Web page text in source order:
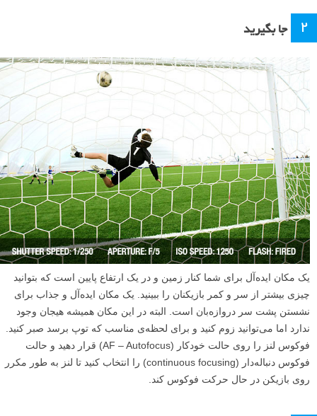
۲ جا بگیرید
یک مکان ایده‌آل برای شما کنار زمین و در یک ارتفاع پایین است که بتوانید
چیزی بیشتر از سر و کمر بازیکنان را ببینید. یک مکان ایده‌آل و جذاب برای
نشستن پشت سر دروازه‌بان است. البته در این مکان همیشه هیجان وجود
ندارد اما می‌توانید زوم کنید و برای لحظه‌ی مناسب که توپ برسد صبر کنید.
فوکوس لنز را روی حالت خودکار (AF – Autofocus) قرار دهید و حالت
فوکوس دنباله‌دار (continuous focusing) را انتخاب کنید تا لنز به طور مکرر
روی بازیکن در حال حرکت فوکوس کند.